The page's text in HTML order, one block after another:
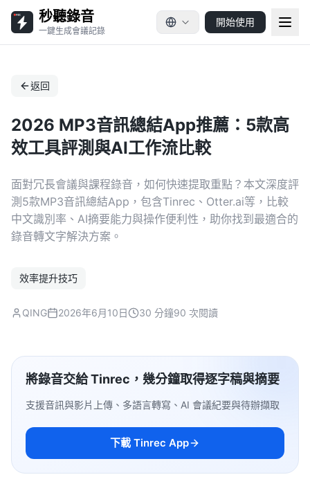
秒聽錄音
一鍵生成會議記錄
開始使用
返回
2026 MP3音訊總結App推薦：5款高
效工具評測與AI工作流比較
面對冗長會議與課程錄音，如何快速提取重點？本文深度評
測5款MP3音訊總結App，包含Tinrec、Otter.ai等，比較
中文識別率、AI摘要能力與操作便利性，助你找到最適合的
錄音轉文字解決方案。
效率提升技巧
QING 2026年6月10日 30 分鐘90 次閱讀
將錄音交給 Tinrec，幾分鐘取得逐字稿與摘要
支援音訊與影片上傳、多語言轉寫、AI 會議紀要與待辦擷取
下載 Tinrec App